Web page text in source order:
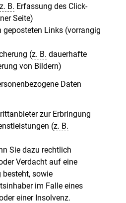
z. B. Erfassung des Click-
Seite)
geposteten Links (vorrangig
(z. B. dauerhafte
von Bildern)
Daten
zur Erbringung
(z. B.
Sie dazu rechtlich
Verdacht auf eine
besteht, sowie
im Falle eines
einer Insolvenz.